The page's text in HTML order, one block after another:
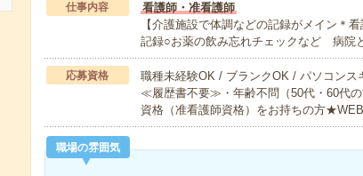
仕事内容
看護師・准看護師
【介護施設で体調などの記録がメイン＊
記録○お薬の飲み忘れチェックなど 病院
応募資格
職種未経験OK / ブランクOK / パソコンス
≪履歴書不要≫・年齢不問（50代・60代
資格（准看護師資格）をお持ちの方
職場の雰囲気